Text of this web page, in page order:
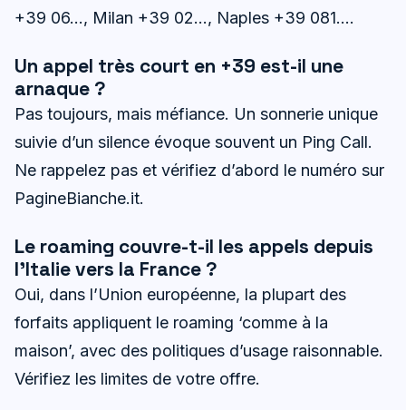
+39 06…, Milan +39 02…, Naples +39 081….
Un appel très court en +39 est-il une
arnaque ?
Pas toujours, mais méfiance. Un sonnerie unique
suivie d’un silence évoque souvent un Ping Call.
Ne rappelez pas et vérifiez d’abord le numéro sur
PagineBianche.it.
Le roaming couvre-t-il les appels depuis
l’Italie vers la France ?
Oui, dans l’Union européenne, la plupart des
forfaits appliquent le roaming ‘comme à la
maison’, avec des politiques d’usage raisonnable.
Vérifiez les limites de votre offre.